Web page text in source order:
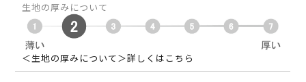
生地の厚みについて
＜生地の厚みについて＞詳しくはこちら